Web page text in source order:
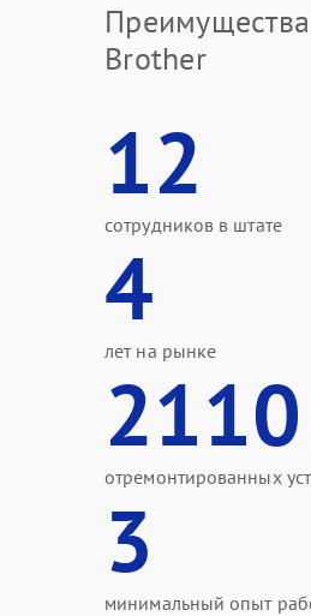
Brother
12
сотрудников в штате
4
лет на рынке
2110
отремонтированных
3
минимальный опыт